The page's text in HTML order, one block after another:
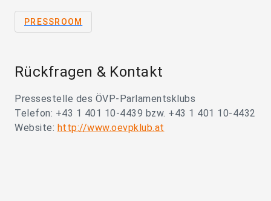
PRESSROOM
Rückfragen & Kontakt
Pressestelle des ÖVP-Parlamentsklubs
Telefon: +43 1 401 10-4439 bzw. +43 1 401 10-4432
Website: http://www.oevpklub.at